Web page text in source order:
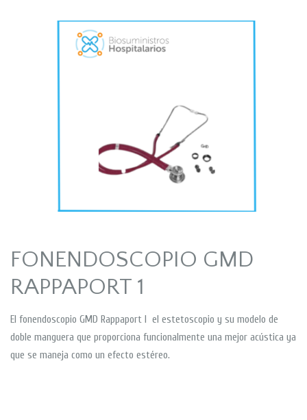
FONENDOSCOPIO GMD
RAPPAPORT 1
El fonendoscopio GMD Rappaport I el estetoscopio y su modelo de
doble manguera que proporciona funcionalmente una mejor acústica ya
que se maneja como un efecto estéreo.